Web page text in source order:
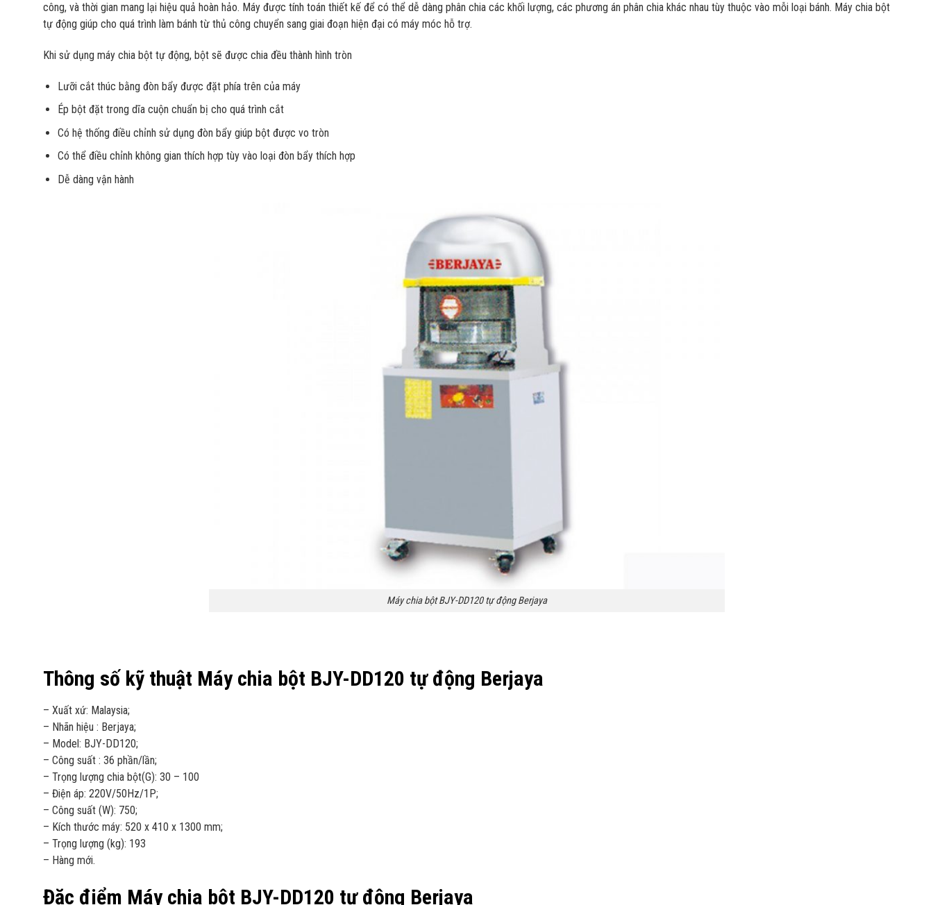
công, và thời gian mang lại hiệu quả hoàn hảo. Máy được tính toán thiết kế để có thể dễ dàng phân chia các khối lượng, các phương án phân chia khác nhau tùy thuộc vào mỗi loại bánh. Máy chia bột
tự động giúp cho quá trình làm bánh từ thủ công chuyển sang giai đoạn hiện đại có máy móc hỗ trợ.
Khi sử dụng máy chia bột tự động, bột sẽ được chia đều thành hình tròn
Lưỡi cắt thúc bằng đòn bẩy được đặt phía trên của máy
Ép bột đặt trong dĩa cuộn chuẩn bị cho quá trình cắt
Có hệ thống điều chỉnh sử dụng đòn bẩy giúp bột được vo tròn
Có thể điều chỉnh không gian thích hợp tùy vào loại đòn bẩy thích hợp
Dễ dàng vận hành
Máy chia bột BJY-DD120 tự động Berjaya
Thông số kỹ thuật Máy chia bột BJY-DD120 tự động Berjaya
– Xuất xứ: Malaysia;
– Nhãn hiệu : Berjaya;
– Model: BJY-DD120;
– Công suất : 36 phần/lần;
– Trọng lượng chia bột(G): 30 – 100
– Điện áp: 220V/50Hz/1P;
– Công suất (W): 750;
– Kích thước máy: 520 x 410 x 1300 mm;
– Trọng lượng (kg): 193
– Hàng mới.
Đặc điểm Máy chia bột BJY-DD120 tự động Berjaya